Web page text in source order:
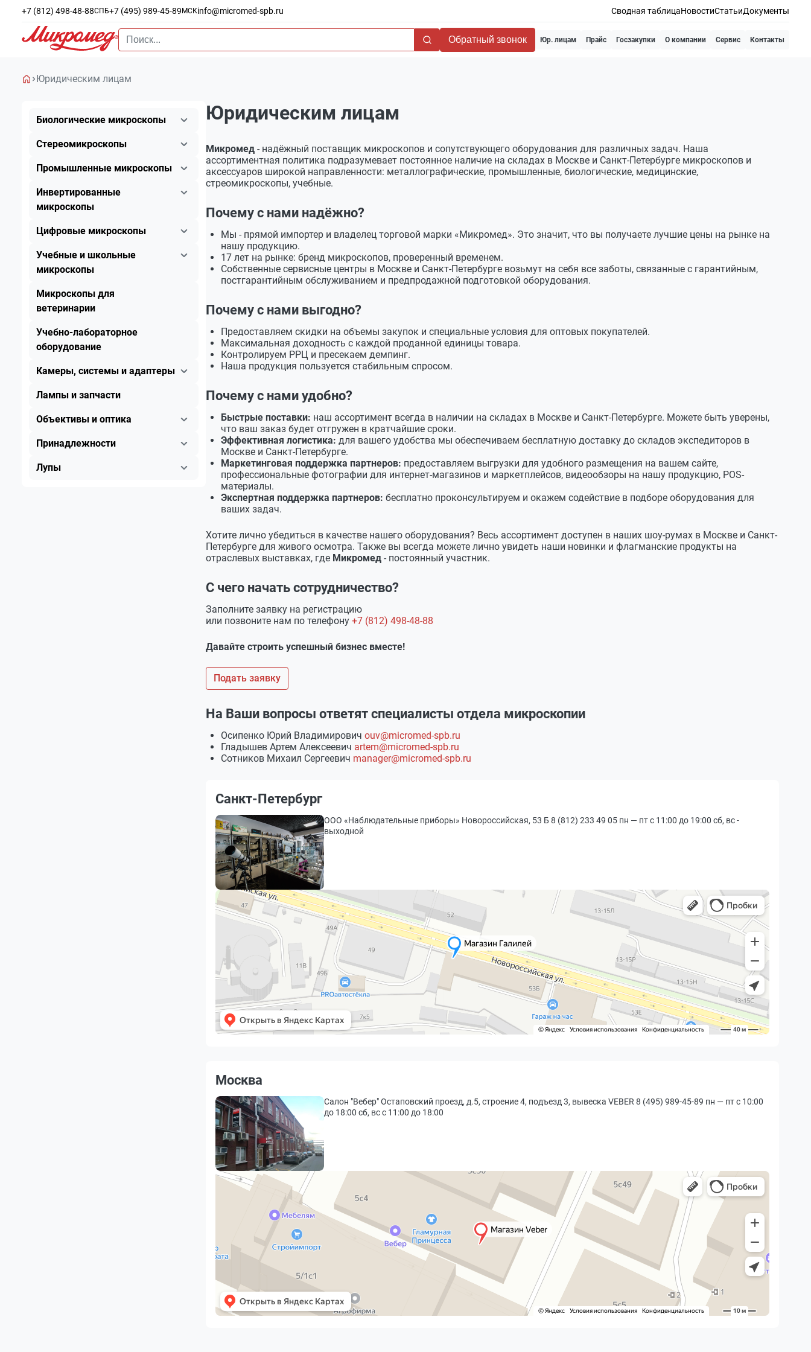
+7 (812) 498-48-88СПБ+7 (495) 989-45-89 МСКinfo@micromed-spb.ru Сводная таблицаНовостиСтатьиДокументы
Обратный звонок Юр. лицам Прайс Госзакупки О компании Сервис Контакты
Юридическим лицам
Биологические микроскопы
Стереомикроскопы
Промышленные микроскопы
Инвертированные
микроскопы
Цифровые микроскопы
Учебные и школьные
микроскопы
Микроскопы для
ветеринарии
Учебно-лабораторное
оборудование
Камеры, системы и адаптеры
Лампы и запчасти
Объективы и оптика
Принадлежности
Лупы
Юридическим лицам
Микромед - надёжный поставщик микроскопов и сопутствующего оборудования для различных задач. Наша
ассортиментная политика подразумевает постоянное наличие на складах в Москве и Санкт-Петербурге микроскопов и
аксессуаров широкой направленности: металлографические, промышленные, биологические, медицинские,
стреомикроскопы, учебные.
Почему с нами надёжно?
Мы - прямой импортер и владелец торговой марки «Микромед». Это значит, что вы получаете лучшие цены на рынке на
нашу продукцию.
17 лет на рынке: бренд микроскопов, проверенный временем.
Собственные сервисные центры в Москве и Санкт-Петербурге возьмут на себя все заботы, связанные с гарантийным,
постгарантийным обслуживанием и предпродажной подготовкой оборудования.
Почему с нами выгодно?
Предоставляем скидки на объемы закупок и специальные условия для оптовых покупателей.
Максимальная доходность с каждой проданной единицы товара.
Контролируем РРЦ и пресекаем демпинг.
Наша продукция пользуется стабильным спросом.
Почему с нами удобно?
Быстрые поставки: наш ассортимент всегда в наличии на складах в Москве и Санкт-Петербурге. Можете быть уверены,
что ваш заказ будет отгружен в кратчайшие сроки.
Эффективная логистика: для вашего удобства мы обеспечиваем бесплатную доставку до складов экспедиторов в
Москве и Санкт-Петербурге.
Маркетинговая поддержка партнеров: предоставляем выгрузки для удобного размещения на вашем сайте,
профессиональные фотографии для интернет-магазинов и маркетплейсов, видеообзоры на нашу продукцию, POS-
материалы.
Экспертная поддержка партнеров: бесплатно проконсультируем и окажем содействие в подборе оборудования для
ваших задач.
Хотите лично убедиться в качестве нашего оборудования? Весь ассортимент доступен в наших шоу-румах в Москве и Санкт-
Петербурге для живого осмотра. Также вы всегда можете лично увидеть наши новинки и флагманские продукты на
отраслевых выставках, где Микромед - постоянный участник.
С чего начать сотрудничество?
Заполните заявку на регистрацию
или позвоните нам по телефону+7 (812) 498-48-88
Давайте строить успешный бизнес вместе!
Подать заявку
На Ваши вопросы ответят специалисты отдела микроскопии
Осипенко Юрий Владимировичouv@micromed-spb.ru
Гладышев Артем Алексеевич artem@micromed-spb.ru
Сотников Михаил Сергеевич manager@micromed-spb.ru
Санкт-Петербург
ООО «Наблюдательные приборы» Новороссийская, 53 Б 8 (812) 233 49 05 пн — пт с 11:00 до 19:00 сб, вс -
выходной
Москва
Салон "Вебер" Остаповский проезд, д.5, строение 4, подъезд 3, вывеска VEBER 8 (495) 989-45-89 пн — пт с 10:00
до 18:00 сб, вс с 11:00 до 18:00